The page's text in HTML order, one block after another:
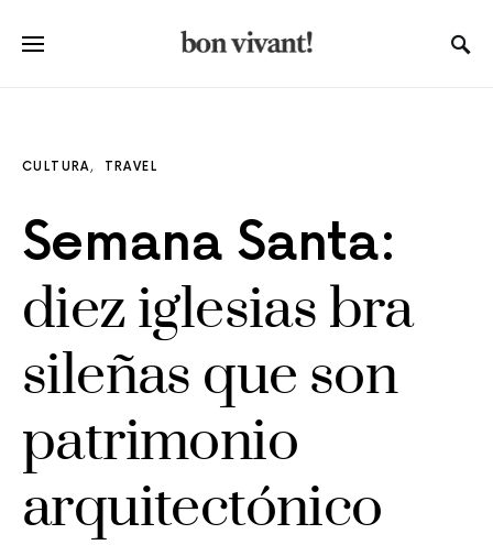
CULTURA TRAVEL
Semana Santa:
diez iglesias bra​
sileñas que son
patrimonio
arquitectónico